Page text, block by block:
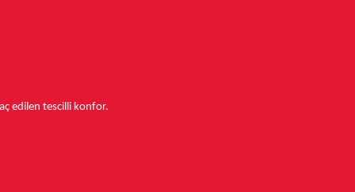
edilen tescilli konfor.